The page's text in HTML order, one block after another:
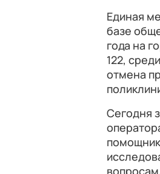
Единая
базе
года на
122,
отмена
Сегодня